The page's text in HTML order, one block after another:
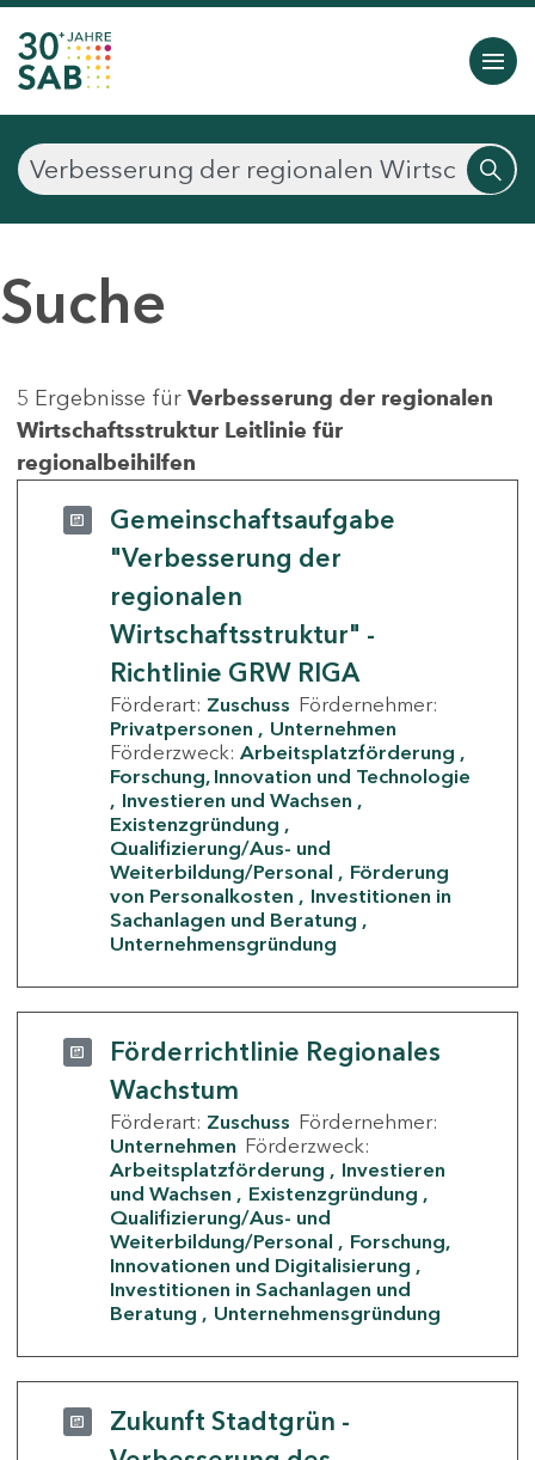
Suche
5 Ergebnisse für Verbesserung der regionalen
Wirtschaftsstruktur Leitlinie für
regionalbeihilfen
Gemeinschaftsaufgabe
"Verbesserung der
regionalen
Wirtschaftsstruktur" -
Richtlinie GRW RIGA
Förderart: Zuschuss Fördernehmer:
Privatpersonen
Unternehmen
Förderzweck: Arbeitsplatzförderung
Forschung, Innovation und Technologie
Investieren und Wachsen
Existenzgründung
Qualifizierung/Aus- und
Weiterbildung/Personal
Förderung
von Personalkosten
Investitionen in
Sachanlagen und Beratung
Unternehmensgründung
Förderrichtlinie Regionales
Wachstum
Förderart: Zuschuss Fördernehmer:
Unternehmen Förderzweck:
Arbeitsplatzförderung
Investieren
und Wachsen
Existenzgründung
Qualifizierung/Aus- und
Weiterbildung/Personal
Forschung,
Innovationen und Digitalisierung
Investitionen in Sachanlagen und
Beratung
Unternehmensgründung
Zukunft Stadtgrün -